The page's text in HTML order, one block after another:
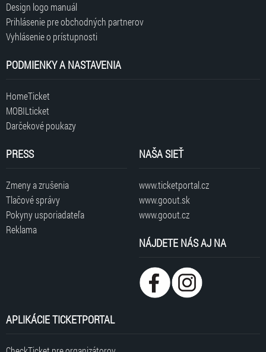
Design logo manuál
Prihlásenie pre obchodných partnerov
Vyhlásenie o prístupnosti
PODMIENKY A NASTAVENIA
HomeTicket
MOBILticket
Darčekové poukazy
PRESS
Zmeny a zrušenia
Tlačové správy
Pokyny usporiadateľa
Reklama
NAŠA SIEŤ
www.ticketportal.cz
www.goout.sk
www.goout.cz
NÁJDETE NÁS AJ NA
APLIKÁCIE TICKETPORTAL